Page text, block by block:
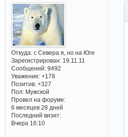
Откуда:с Севера я, но на Юге
Зарегистрирован: 19.11.11
Сообщений:9492
Уважение: +178
Позитив: +327
Пол:Мужской
Провел на форуме:
6 месяцев 28 дней
Последний визит:
Вчера 16:10